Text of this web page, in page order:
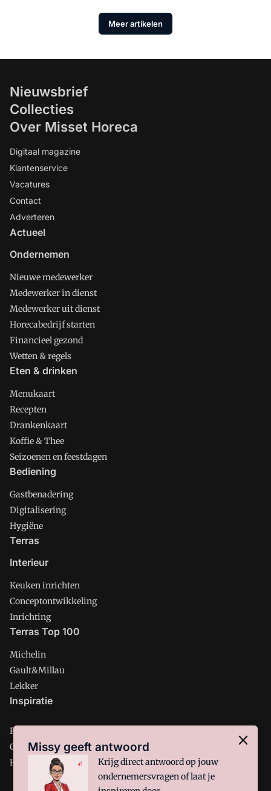
Meer artikelen
Nieuwsbrief
Collecties
Over Misset Horeca
Digitaal magazine
Klantenservice
Vacatures
Contact
Adverteren
Actueel
Ondernemen
Nieuwe medewerker
Medewerker in dienst
Medewerker uit dienst
Horecabedrijf starten
Financieel gezond
Wetten & regels
Eten & drinken
Menukaart
Recepten
Drankenkaart
Koffie & Thee
Seizoenen en feestdagen
Bediening
Gastbenadering
Digitalisering
Hygiëne
Terras
Interieur
Keuken inrichten
Conceptontwikkeling
Inrichting
Terras Top 100
Michelin
Gault&Millau
Lekker
Inspiratie
Restaurant
Café
Hotel
Missy geeft antwoord
Krijg direct antwoord op jouw
ondernemersvragen of laat je